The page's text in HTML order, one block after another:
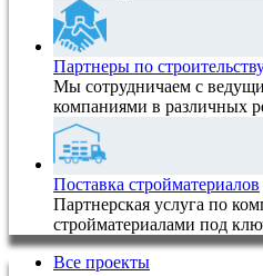
Партнеры по
Мы сотрудничаем с
компаниями в различных
Поставка стройматериалов
Партнерская услуга по
стройматериалами под
Все проекты